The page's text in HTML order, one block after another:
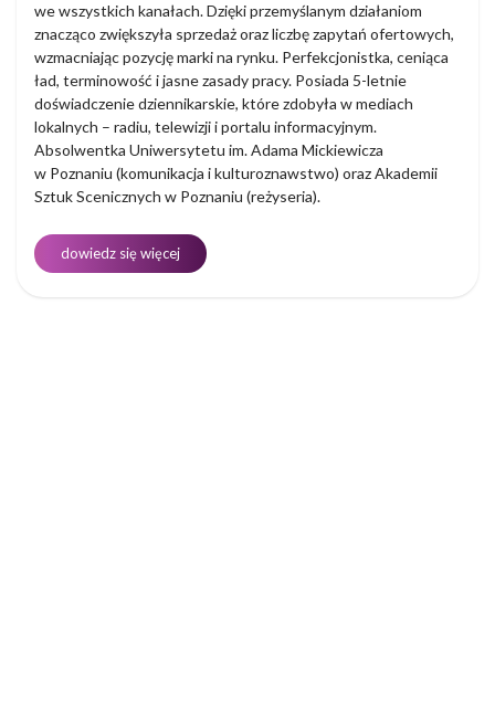
we wszystkich kanałach. Dzięki przemyślanym działaniom
znacząco zwiększyła sprzedaż oraz liczbę zapytań ofertowych,
wzmacniając pozycję marki na rynku. Perfekcjonistka, ceniąca
ład, terminowość i jasne zasady pracy. Posiada 5-letnie
doświadczenie dziennikarskie, które zdobyła w mediach
lokalnych – radiu, telewizji i portalu informacyjnym.
Absolwentka Uniwersytetu im. Adama Mickiewicza
w Poznaniu (komunikacja i kulturoznawstwo) oraz Akademii
Sztuk Scenicznych w Poznaniu (reżyseria).
dowiedz się więcej